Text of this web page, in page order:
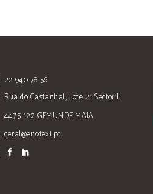
22 940 78 56
Rua do Castanhal, Lote 21 Sector II
4475-122 GEMUNDE MAIA
geral@enotext.pt